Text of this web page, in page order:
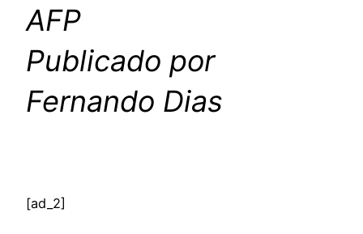
AFP
Publicado por
Fernando Dias
[ad_2]